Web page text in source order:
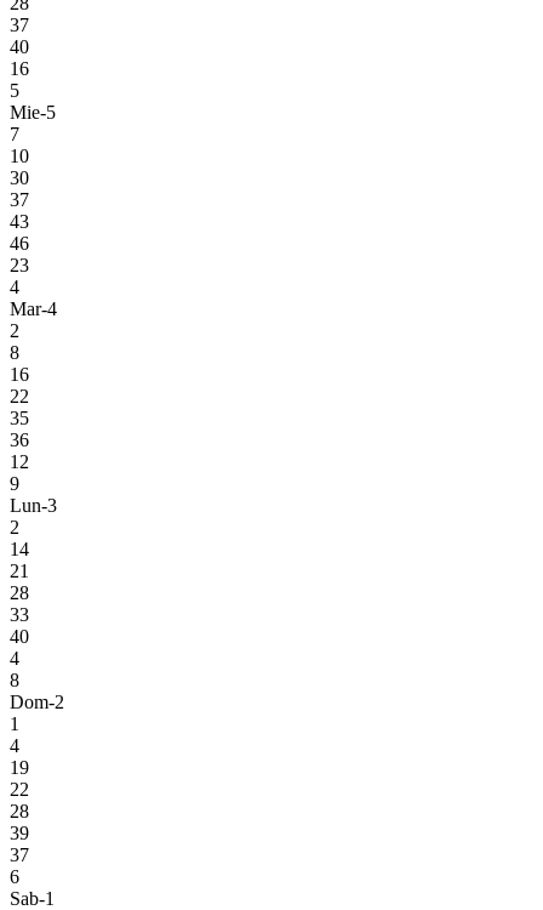
37
40
16
5
Mie-5
7
10
30
37
43
46
23
4
Mar-4
2
8
16
22
35
36
12
9
Lun-3
2
14
21
28
33
40
4
8
Dom-2
1
4
19
22
28
39
37
6
Sab-1